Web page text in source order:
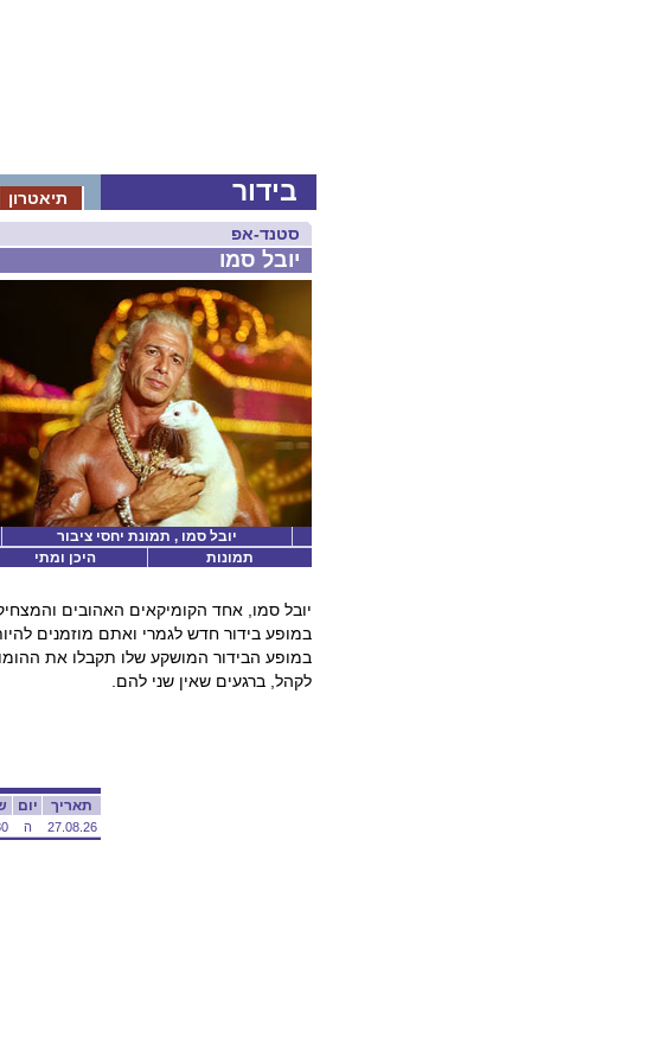
תיאטרון בידור
סטנד-אפ
יובל סמו
יובל סמו , תמונת יחסי ציבור
תמונות
היכן ומתי
יובל סמו, אחד הקומיקאים האהובים
במופע בידור חדש לגמרי ואתם מוזמנים
במופע הבידור המושקע שלו תקבלו את
לקהל, ברגעים שאין שני להם.
יום תאריך
ה 27.08.26